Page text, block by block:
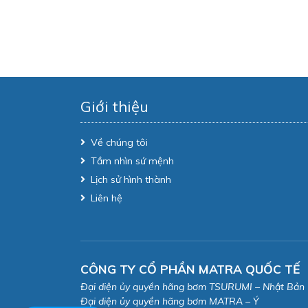
Giới thiệu
Về chúng tôi
Tầm nhìn sứ mệnh
Lịch sử hình thành
Liên hệ
CÔNG TY CỔ PHẦN MATRA QUỐC TẾ
Đại diện ủy quyền hãng bơm TSURUMI – Nhật Bản
Đại diện ủy quyền hãng bơm MATRA – Ý